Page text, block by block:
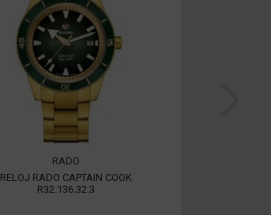
RADO
RELOJ RADO CAPTAIN COOK
R32.136.32.3